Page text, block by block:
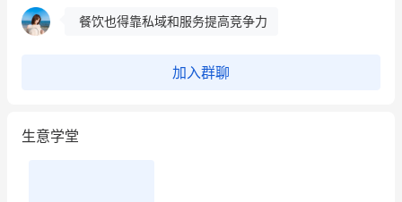
餐饮也得靠私域和服务提高竞争力
加入群聊
生意学堂